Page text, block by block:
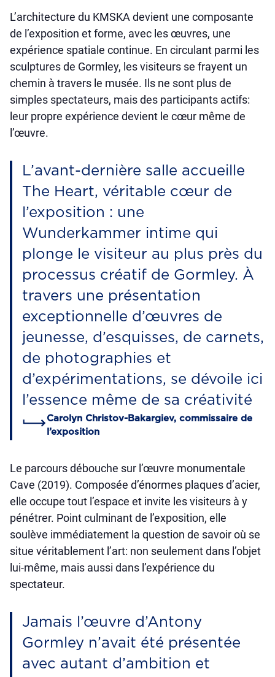
L’architecture du KMSKA devient une composante
de l’exposition et forme, avec les œuvres, une
expérience spatiale continue. En circulant parmi les
sculptures de Gormley, les visiteurs se frayent un
chemin à travers le musée. Ils ne sont plus de
simples spectateurs, mais des participants actifs:
leur propre expérience devient le cœur même de
l’œuvre.
L’avant-dernière salle accueille
The Heart, véritable cœur de
l’exposition : une
Wunderkammer intime qui
plonge le visiteur au plus près du
processus créatif de Gormley. À
travers une présentation
exceptionnelle d’œuvres de
jeunesse, d’esquisses, de carnets,
de photographies et
d’expérimentations, se dévoile ici
l’essence même de sa créativité
Carolyn Christov-Bakargiev, commissaire de
l’exposition
Le parcours débouche sur l’œuvre monumentale
Cave (2019). Composée d’énormes plaques d’acier,
elle occupe tout l’espace et invite les visiteurs à y
pénétrer. Point culminant de l’exposition, elle
soulève immédiatement la question de savoir où se
situe véritablement l’art: non seulement dans l’objet
lui-même, mais aussi dans l’expérience du
spectateur.
Jamais l’œuvre d’Antony
Gormley n’avait été présentée
avec autant d’ambition et